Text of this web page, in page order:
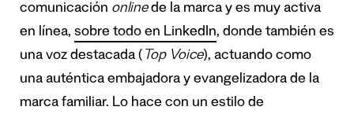
comunicación onlinede la marca y es muy activa
en línea, sobre todo en LinkedIn, donde también es
una voz destacada ( Top Voice), actuando como
una auténtica embajadora y evangelizadora de la
marca familiar. Lo hace con un estilo de